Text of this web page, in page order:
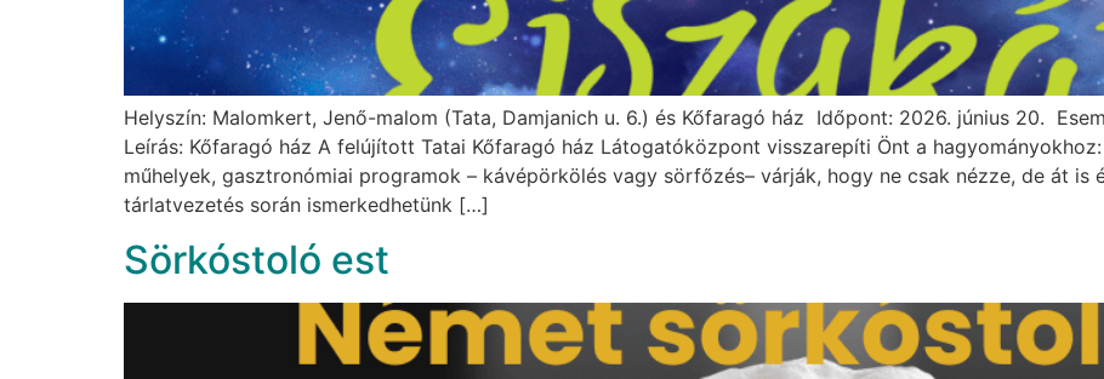
Helyszín: Malomkert, Jenő-malom (Tata, Damjanich u. 6.) és Kőfaragó ház Időpont: 2026. június 20.
Leírás: Kőfaragó ház A felújított Tatai Kőfaragó ház Látogatóközpont visszarepíti Önt a
műhelyek, gasztronómiai programok – kávépörkölés vagy sörfőzés– várják, hogy ne csak nézze, de át is
tárlatvezetés során ismerkedhetünk […]
Sörkóstoló est